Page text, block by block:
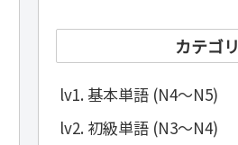
カテゴリ
lv1. 基本単語 (N4～N5)
lv2. 初級単語 (N3～N4)